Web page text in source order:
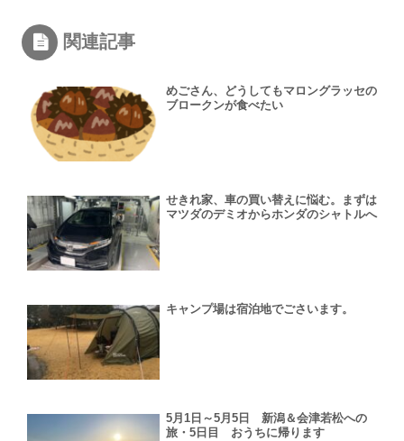
関連記事
めごさん、どうしてもマロングラッセの
ブロークンが食べたい
せきれ家、車の買い替えに悩む。まずは
マツダのデミオからホンダのシャトルへ
キャンプ場は宿泊地でごさいます。
5月1日～5月5日 新潟＆会津若松への
旅・5日目 おうちに帰ります